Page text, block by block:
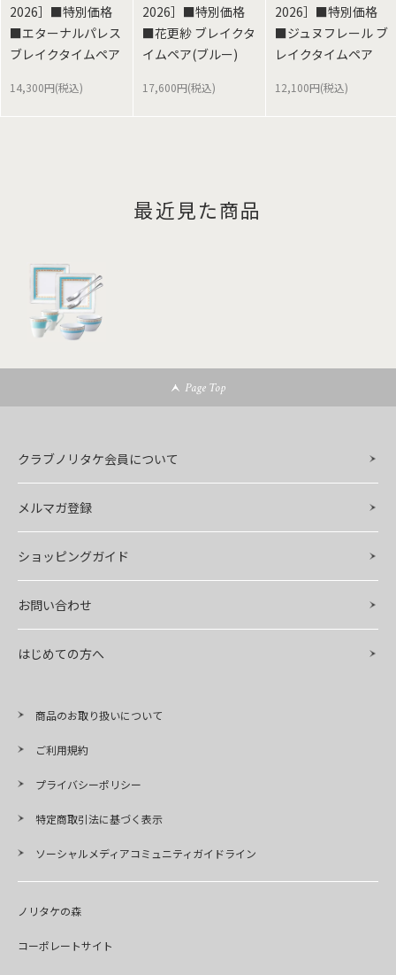
2026］■特別価格
■エターナルパレス
ブレイクタイムペア
14,300円(税込)
2026］■特別価格
■花更紗 ブレイクタ
イムペア(ブルー)
17,600円(税込)
2026］■特別価格
■ジュヌフレール ブ
レイクタイムペア
12,100円(税込)
最近見た商品
Page Top
クラブノリタケ会員について
メルマガ登録
ショッピングガイド
お問い合わせ
はじめての方へ
商品のお取り扱いについて
ご利用規約
プライバシーポリシー
特定商取引法に基づく表示
ソーシャルメディアコミュニティガイドライン
ノリタケの森
コーポレートサイト